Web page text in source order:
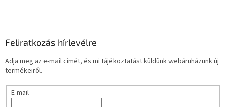
Feliratkozás hírlevélre
Adja meg az e-mail címét, és mi tájékoztatást küldünk webáruházunk új
termékeiről.
E-mail